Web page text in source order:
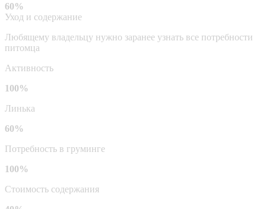
60%
Уход и содержание
Любящему владельцу нужно заранее узнать все потребности
питомца
Активность
100%
Линька
60%
Потребность в груминге
100%
Стоимость содержания